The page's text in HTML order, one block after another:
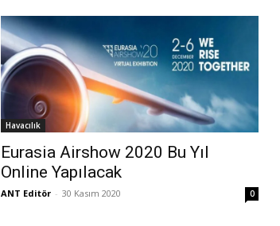
Havacılık
Eurasia Airshow 2020 Bu Yıl
Online Yapılacak
ANT Editör - 30 Kasım 2020 0